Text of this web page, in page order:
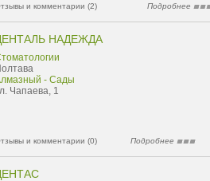
и комментарии (2) Подробнее
НАДЕЖДА
- Сады
Чапаева, 1
и комментарии (0) Подробнее